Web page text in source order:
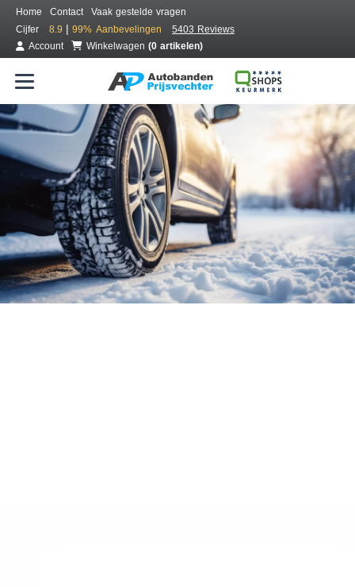
Home Contact
Vaak gestelde vragen
Cijfer
8.9 | 99% Aanbevelingen
5403 Reviews
Account
Winkelwagen (0 artikelen)
Bestel voordelig winterbanden
Gratis bezorgd of montage bij jou in de buurt
Seizoen:
Merken: